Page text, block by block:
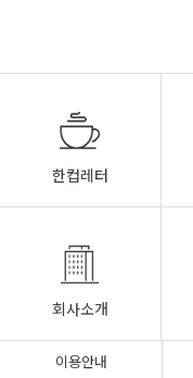
한컵레터
회사소개
이용안내